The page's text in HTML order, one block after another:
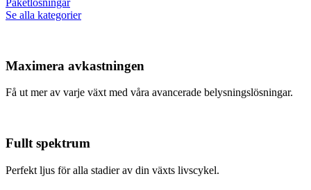
Paketlösningar
Se alla kategorier
Maximera avkastningen
Få ut mer av varje växt med våra avancerade belysningslösningar.
Fullt spektrum
Perfekt ljus för alla stadier av din växts livscykel.